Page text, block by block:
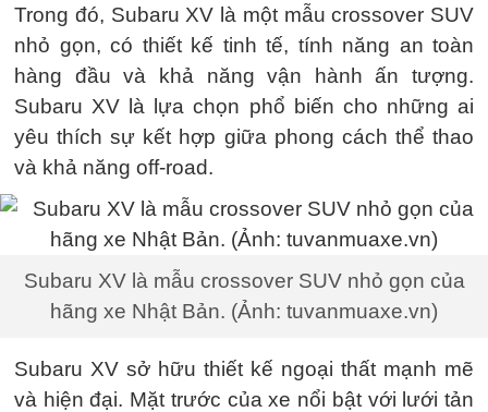
Trong đó, Subaru XV là một mẫu crossover SUV
nhỏ gọn, có thiết kế tinh tế, tính năng an toàn
hàng đầu và khả năng vận hành ấn tượng.
Subaru XV là lựa chọn phổ biến cho những ai
yêu thích sự kết hợp giữa phong cách thể thao
và khả năng off-road.
Subaru XV là mẫu crossover SUV nhỏ gọn của
hãng xe Nhật Bản. (Ảnh: tuvanmuaxe.vn)
Subaru XV sở hữu thiết kế ngoại thất mạnh mẽ
và hiện đại. Mặt trước của xe nổi bật với lưới tản